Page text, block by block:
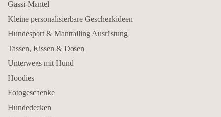
Gassi-Mantel
Kleine personalisierbare Geschenkideen
Hundesport & Mantrailing Ausrüstung
Tassen, Kissen & Dosen
Unterwegs mit Hund
Hoodies
Fotogeschenke
Hundedecken